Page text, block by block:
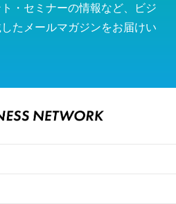
・セミナーの情報など、ビジ
たメールマガジンをお届けい